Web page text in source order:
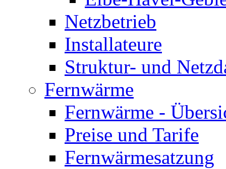
Netzbetrieb
Installateure
Struktur- und
Fernwärme
Fernwärme -
Preise und Tarife
Fernwärmesatzung